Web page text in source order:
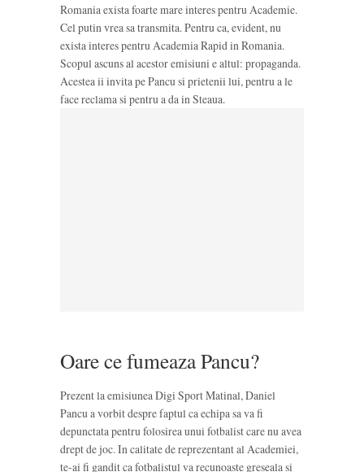
Romania exista foarte mare interes pentru Academie.
Cel putin vrea sa transmita. Pentru ca, evident, nu
exista interes pentru Academia Rapid in Romania.
Scopul ascuns al acestor emisiuni e altul: propaganda.
Acestea ii invita pe Pancu si prietenii lui, pentru a le
face reclama si pentru a da in Steaua.
Oare ce fumeaza Pancu?
Prezent la emisiunea Digi Sport Matinal, Daniel
Pancu a vorbit despre faptul ca echipa sa va fi
depunctata pentru folosirea unui fotbalist care nu avea
drept de joc. In calitate de reprezentant al Academiei,
te-ai fi gandit ca fotbalistul va recunoaste greseala si